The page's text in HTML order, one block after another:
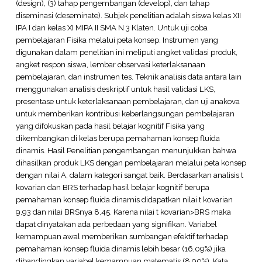
(design), (3) tahap pengembangan (develop), dan tahap
diseminasi (deseminate). Subjek penelitian adalah siswa kelas XII
IPA I dan kelas XI MIPA II SMA N 3 Klaten. Untuk uji coba
pembelajaran Fisika melalui peta konsep. Instrumen yang
digunakan dalam penelitian ini meliputi angket validasi produk,
angket respon siswa, lembar observasi keterlaksanaan
pembelajaran, dan instrumen tes. Teknik analisis data antara lain
menggunakan analisis deskriptif untuk hasil validasi LKS,
presentase untuk keterlaksanaan pembelajaran, dan uji anakova
untuk memberikan kontribusi keberlangsungan pembelajaran
yang difokuskan pada hasil belajar kognitif Fisika yang
dikembangkan di kelas berupa pemahaman konsep fluida
dinamis. Hasil Penelitian pengembangan menunjukkan bahwa
dihasilkan produk LKS dengan pembelajaran melalui peta konsep
dengan nilai A, dalam kategori sangat baik. Berdasarkan analisis t
kovarian dan BRS terhadap hasil belajar kognitif berupa
pemahaman konsep fluida dinamis didapatkan nilai t kovarian
9,93 dan nilai BRSnya 8,45. Karena nilai t kovarian>BRS maka
dapat dinyatakan ada perbedaan yang signifikan. Variabel
kemampuan awal memberikan sumbangan efektif terhadap
pemahaman konsep fluida dinamis lebih besar (16,09%) jika